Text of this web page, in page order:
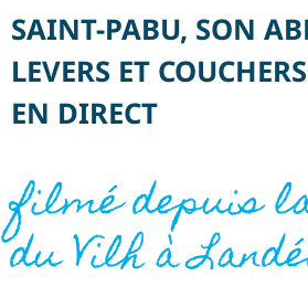
SAINT-PABU, SON
LEVERS ET
EN DIRECT
filmé depuis
du Vilh à